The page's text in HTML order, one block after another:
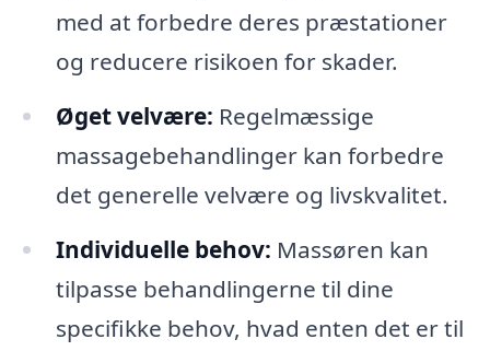
med at forbedre deres præstationer
og reducere risikoen for skader.
Øget velvære: Regelmæssige
massagebehandlinger kan forbedre
det generelle velvære og livskvalitet.
Individuelle behov: Massøren kan
tilpasse behandlingerne til dine
specifikke behov, hvad enten det er til